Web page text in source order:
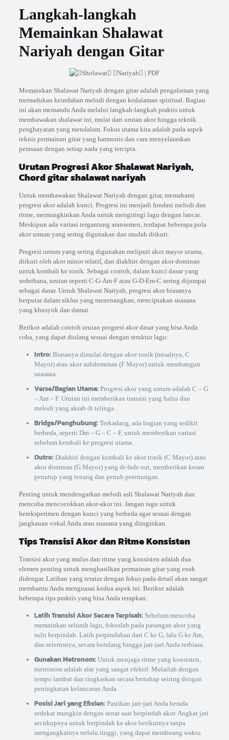
Langkah-langkah
Memainkan Shalawat
Nariyah dengan Gitar
Memainkan Shalawat Nariyah dengan gitar adalah pengalaman yang
memadukan keindahan melodi dengan kedalaman spiritual. Bagian
ini akan memandu Anda melalui langkah-langkah praktis untuk
membawakan shalawat ini, mulai dari urutan akor hingga teknik
penghayatan yang mendalam. Fokus utama kita adalah pada aspek
teknis permainan gitar yang harmonis dan cara menyelaraskan
perasaan dengan setiap nada yang tercipta.
Urutan Progresi Akor Shalawat Nariyah,
Chord gitar shalawat nariyah
Untuk membawakan Shalawat Nariyah dengan gitar, memahami
progresi akor adalah kunci. Progresi ini menjadi fondasi melodi dan
ritme, memungkinkan Anda untuk mengiringi lagu dengan lancar.
Meskipun ada variasi tergantung aransemen, terdapat beberapa pola
akor umum yang sering digunakan dan mudah diikuti.
Progresi umum yang sering digunakan meliputi akor mayor utama,
diikuti oleh akor minor relatif, dan diakhiri dengan akor dominan
untuk kembali ke tonik. Sebagai contoh, dalam kunci dasar yang
sederhana, urutan seperti C-G-Am-F atau G-D-Em-C sering dijumpai
sebagai dasar. Untuk Shalawat Nariyah, progresi akor biasanya
berputar dalam siklus yang menenangkan, menciptakan suasana
yang khusyuk dan damai.
Berikut adalah contoh urutan progresi akor dasar yang bisa Anda
coba, yang dapat diulang sesuai dengan struktur lagu:
Intro:Biasanya dimulai dengan akor tonik (misalnya, C
Mayor) atau akor subdominan (F Mayor) untuk membangun
suasana.
Verse/Bagian Utama:Progresi akor yang umum adalah C – G
– Am – F. Urutan ini memberikan transisi yang halus dan
melodi yang akrab di telinga.
Bridge/Penghubung:Terkadang, ada bagian yang sedikit
berbeda, seperti Dm – G – C – F, untuk memberikan variasi
sebelum kembali ke progresi utama.
Outro:Diakhiri dengan kembali ke akor tonik (C Mayor) atau
akor dominan (G Mayor) yang di-fade out, memberikan kesan
penutup yang tenang dan penuh perenungan.
Penting untuk mendengarkan melodi asli Shalawat Nariyah dan
mencoba mencocokkan akor-akor ini. Jangan ragu untuk
bereksperimen dengan kunci yang berbeda agar sesuai dengan
jangkauan vokal Anda atau suasana yang diinginkan.
Tips Transisi Akor dan Ritme Konsisten
Transisi akor yang mulus dan ritme yang konsisten adalah dua
elemen penting untuk menghasilkan permainan gitar yang enak
didengar. Latihan yang teratur dengan fokus pada detail akan sangat
membantu Anda menguasai kedua aspek ini. Berikut adalah
beberapa tips praktis yang bisa Anda terapkan:
Latih Transisi Akor Secara Terpisah:Sebelum mencoba
memainkan seluruh lagu, fokuslah pada pasangan akor yang
sulit berpindah. Latih perpindahan dari C ke G, lalu G ke Am,
dan seterusnya, secara berulang hingga jari-jari Anda terbiasa.
Gunakan Metronom:Untuk menjaga ritme yang konsisten,
metronom adalah alat yang sangat efektif. Mulailah dengan
tempo lambat dan tingkatkan secara bertahap seiring dengan
peningkatan kelancaran Anda.
Posisi Jari yang Efisien:Pastikan jari-jari Anda berada
sedekat mungkin dengan senar saat berpindah akor. Angkat jari
secukupnya untuk berpindah ke akor berikutnya tanpa
mengangkatnya terlalu tinggi, yang dapat membuang waktu